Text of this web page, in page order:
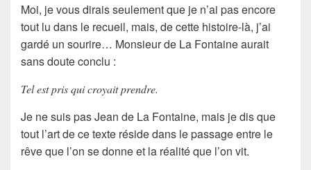
Moi, je vous dirais seulement que je n’ai pas encore
tout lu dans le recueil, mais, de cette histoire-là, j’ai
gardé un sourire… Monsieur de La Fontaineaurait
sans doute conclu :
Tel est pris qui croyait prendre.
Je ne suis pasJean de La Fontaine, mais je dis que
tout l’art de ce texte réside dans le passage entre le
rêveque l’on se donne et la réalitéque l’on vit.